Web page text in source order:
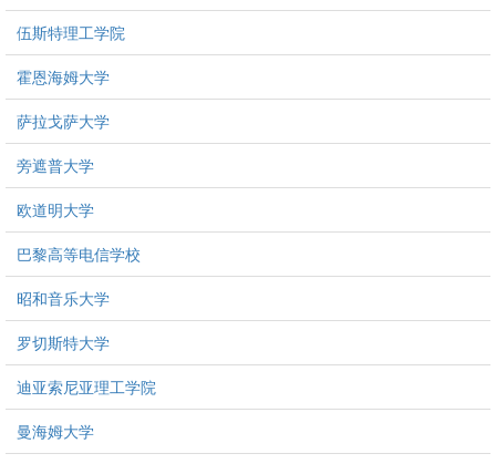
伍斯特理工学院
霍恩海姆大学
萨拉戈萨大学
旁遮普大学
欧道明大学
巴黎高等电信学校
昭和音乐大学
罗切斯特大学
迪亚索尼亚理工学院
曼海姆大学